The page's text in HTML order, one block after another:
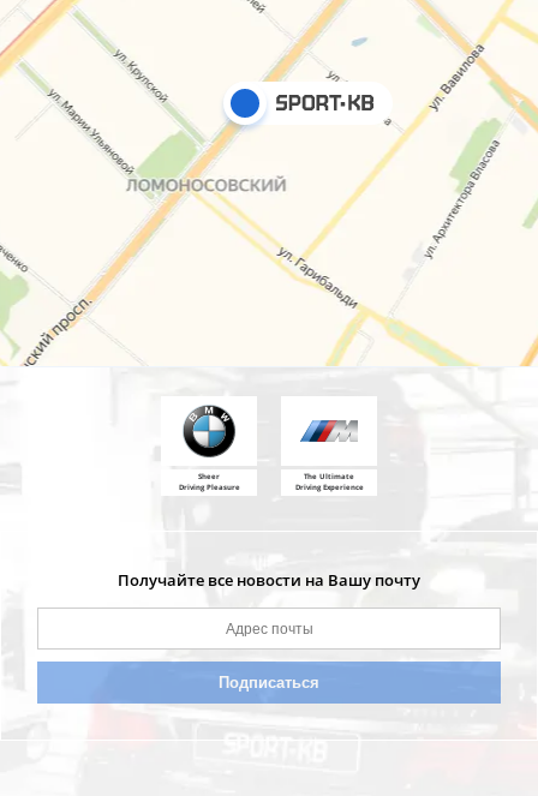
Sheer
Driving Pleasure
The Ultimate
Driving Experience
Получайте все новости на Вашу почту